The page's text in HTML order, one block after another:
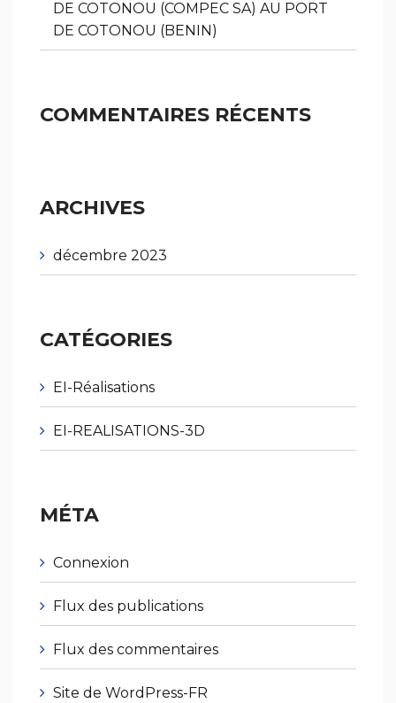
DE COTONOU (COMPEC SA) AU PORT
DE COTONOU (BENIN)
COMMENTAIRES RÉCENTS
ARCHIVES
décembre 2023
CATÉGORIES
EI-Réalisations
EI-REALISATIONS-3D
MÉTA
Connexion
Flux des publications
Flux des commentaires
Site de WordPress-FR